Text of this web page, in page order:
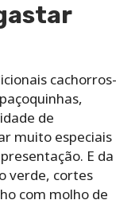
cachorros-
de
muito especiais
E da
verde, cortes
com molho de